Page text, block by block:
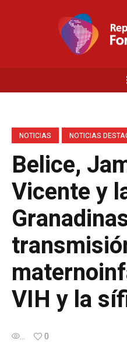
NOTICIAS NOTICIAS
Belice,
Vicente y
VIH y la
... 0